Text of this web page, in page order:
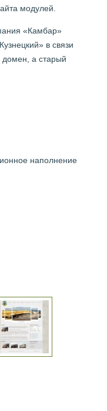
модулей.
«Камбар»
в связи
домен, а старый
наполнение